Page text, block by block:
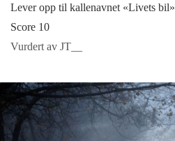
Lever opp til kallenavnet «Livets bil»
Score 10
Vurdert av JT__